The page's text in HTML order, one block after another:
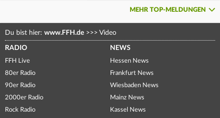
MEHR TOP-MELDUNGEN
Du bist hier: www.FFH.de >>> Video
RADIO
FFH Live
80er Radio
90er Radio
2000er Radio
Rock Radio
NEWS
Hessen News
Frankfurt News
Wiesbaden News
Mainz News
Kassel News